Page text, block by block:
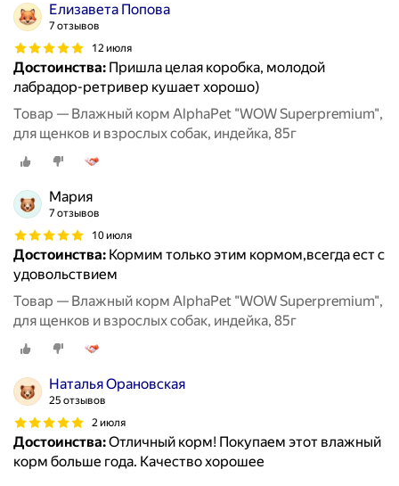
Елизавета Попова
7 отзывов
12 июля
Достоинства: Пришла целая коробка, молодой
лабрадор-ретривер кушает хорошо)
Товар — Влажный корм AlphaPet "WOW Superpremium",
для щенков и взрослых собак, индейка, 85г
Мария
7 отзывов
10 июля
Достоинства: Кормим только этим кормом,всегда ест с
удовольствием
Товар — Влажный корм AlphaPet "WOW Superpremium",
для щенков и взрослых собак, индейка, 85г
Наталья Орановская
25 отзывов
2 июля
Достоинства:Отличный корм! Покупаем этот влажный
корм больше года. Качество хорошее